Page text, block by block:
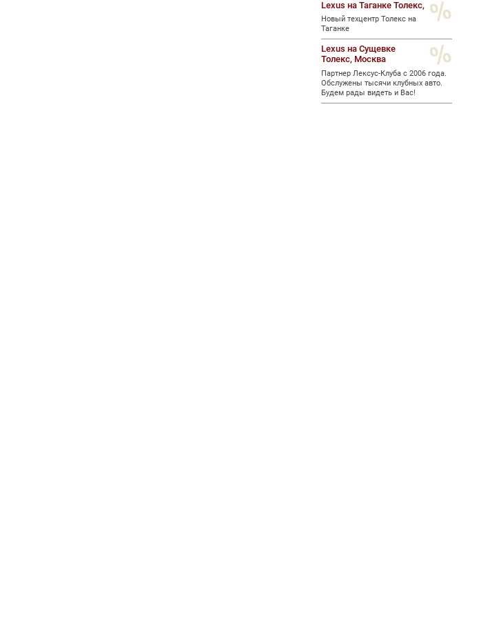
Lexus на Таганке Толекс,
Новый техцентр Толекс на
Таганке
Lexus на Сущевке
Толекс, Москва
Партнер Лексус-Клуба с 2006 года.
Обслужены тысячи клубных авто.
Будем рады видеть и Вас!